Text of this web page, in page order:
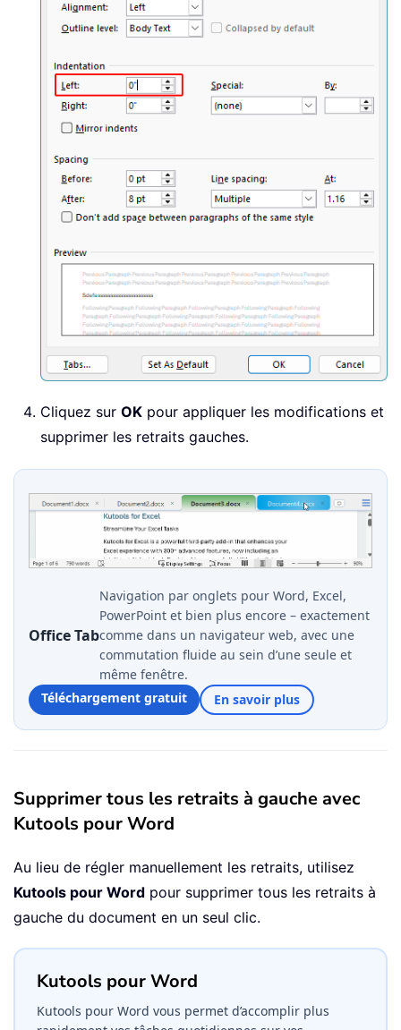
Cliquez sur OK pour appliquer les modifications et
supprimer les retraits gauches.
Office Tab
Navigation par onglets pour Word, Excel,
PowerPoint et bien plus encore – exactement
comme dans un navigateur web, avec une
commutation fluide au sein d’une seule et
même fenêtre.
Téléchargement gratuit
En savoir plus
Supprimer tous les retraits à gauche avec
Kutools pour Word
Au lieu de régler manuellement les retraits, utilisez
Kutools pour Word pour supprimer tous les retraits à
gauche du document en un seul clic.
Kutools pour Word
Kutools pour Word vous permet d’accomplir plus